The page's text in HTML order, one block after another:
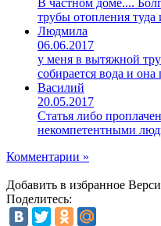
В частном доме....
трубы отопления
Людмила
06.06.2017
у меня в вытяжной
собирается вода и
Василий
20.05.2017
Статья либо
некомпетентными
Комментарии »
Добавить в избранное
Поделитесь: